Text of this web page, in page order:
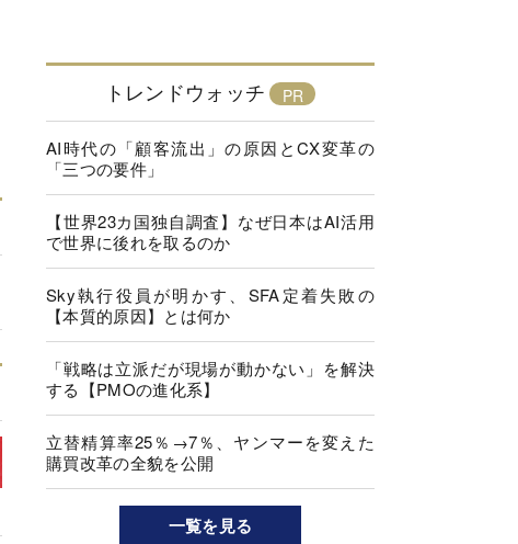
トレンドウォッチ
AI時代の「顧客流出」の原因とCX変革の
「三つの要件」
【世界23カ国独自調査】なぜ日本はAI活用
で世界に後れを取るのか
Sky執行役員が明かす、SFA定着失敗の
【本質的原因】とは何か
「戦略は立派だが現場が動かない」を解決
する【PMOの進化系】
立替精算率25％→7％、ヤンマーを変えた
購買改革の全貌を公開
一覧を見る